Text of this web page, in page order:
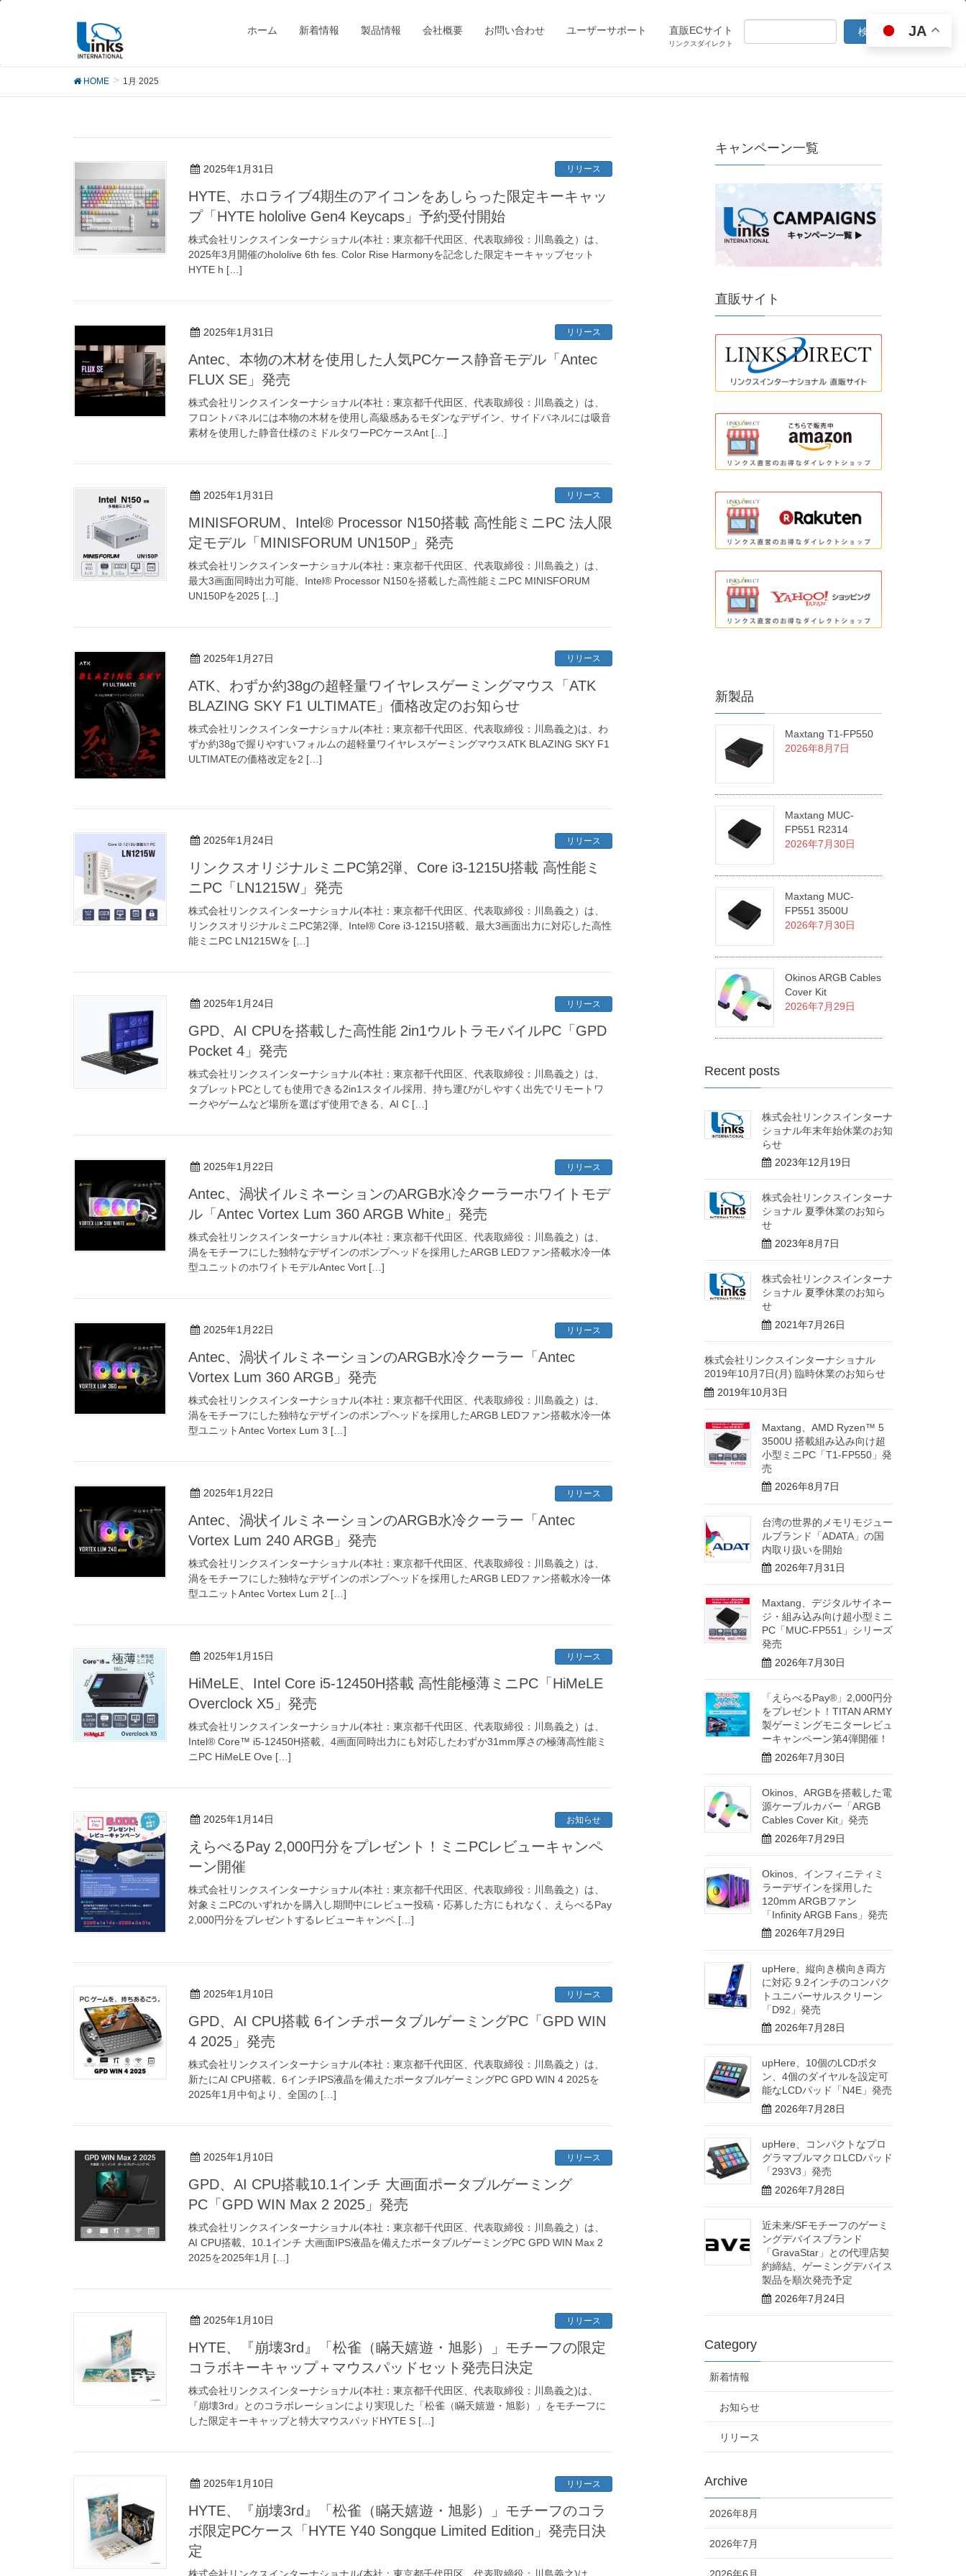
ホーム 新着情報 製品情報 会社概要 お問い合わせ ユーザーサポート 直販ECサイト
リンクスダイレクト
1月 2025
HOME 1月 2025
2025年1月31日 リリース
HYTE、ホロライブ4期生のアイコンをあしらった限定キーキャッ
プ「HYTE hololive Gen4 Keycaps」予約受付開始
株式会社リンクスインターナショナル(本社：東京都千代田区、代表取締役：川島義之）は、
2025年3月開催のhololive 6th fes. Color Rise Harmonyを記念した限定キーキャップセット
HYTE h […]
2025年1月31日 リリース
Antec、本物の木材を使用した人気PCケース静音モデル「Antec
FLUX SE」発売
株式会社リンクスインターナショナル(本社：東京都千代田区、代表取締役：川島義之）は、
フロントパネルには本物の木材を使用し高級感あるモダンなデザイン、サイドパネルには吸音
素材を使用した静音仕様のミドルタワーPCケースAnt […]
2025年1月31日 リリース
MINISFORUM、Intel® Processor N150搭載 高性能ミニPC 法人限
定モデル「MINISFORUM UN150P」発売
株式会社リンクスインターナショナル(本社：東京都千代田区、代表取締役：川島義之）は、
最大3画面同時出力可能、Intel® Processor N150を搭載した高性能ミニPC MINISFORUM
UN150Pを2025 […]
2025年1月27日 リリース
ATK、わずか約38gの超軽量ワイヤレスゲーミングマウス「ATK
BLAZING SKY F1 ULTIMATE」価格改定のお知らせ
株式会社リンクスインターナショナル(本社：東京都千代田区、代表取締役：川島義之)は、わ
ずか約38gで握りやすいフォルムの超軽量ワイヤレスゲーミングマウスATK BLAZING SKY F1
ULTIMATEの価格改定を2 […]
2025年1月24日 リリース
リンクスオリジナルミニPC第2弾、Core i3-1215U搭載 高性能ミ
ニPC「LN1215W」発売
株式会社リンクスインターナショナル(本社：東京都千代田区、代表取締役：川島義之）は、
リンクスオリジナルミニPC第2弾、Intel® Core i3-1215U搭載、最大3画面出力に対応した高性
能ミニPC LN1215Wを […]
2025年1月24日 リリース
GPD、AI CPUを搭載した高性能 2in1ウルトラモバイルPC「GPD
Pocket 4」発売
株式会社リンクスインターナショナル(本社：東京都千代田区、代表取締役：川島義之）は、
タブレットPCとしても使用できる2in1スタイル採用、持ち運びがしやすく出先でリモートワ
ークやゲームなど場所を選ばず使用できる、AI C […]
2025年1月22日 リリース
Antec、渦状イルミネーションのARGB水冷クーラーホワイトモデ
ル「Antec Vortex Lum 360 ARGB White」発売
株式会社リンクスインターナショナル(本社：東京都千代田区、代表取締役：川島義之）は、
渦をモチーフにした独特なデザインのポンプヘッドを採用したARGB LEDファン搭載水冷一体
型ユニットのホワイトモデルAntec Vort […]
2025年1月22日 リリース
Antec、渦状イルミネーションのARGB水冷クーラー「Antec
Vortex Lum 360 ARGB」発売
株式会社リンクスインターナショナル(本社：東京都千代田区、代表取締役：川島義之）は、
渦をモチーフにした独特なデザインのポンプヘッドを採用したARGB LEDファン搭載水冷一体
型ユニットAntec Vortex Lum 3 […]
2025年1月22日 リリース
Antec、渦状イルミネーションのARGB水冷クーラー「Antec
Vortex Lum 240 ARGB」発売
株式会社リンクスインターナショナル(本社：東京都千代田区、代表取締役：川島義之）は、
渦をモチーフにした独特なデザインのポンプヘッドを採用したARGB LEDファン搭載水冷一体
型ユニットAntec Vortex Lum 2 […]
2025年1月15日 リリース
HiMeLE、Intel Core i5-12450H搭載 高性能極薄ミニPC「HiMeLE
Overclock X5」発売
株式会社リンクスインターナショナル(本社：東京都千代田区、代表取締役：川島義之）は、
Intel® Core™ i5-12450H搭載、4画面同時出力にも対応したわずか31mm厚さの極薄高性能ミ
ニPC HiMeLE Ove […]
2025年1月14日 お知らせ
えらべるPay 2,000円分をプレゼント！ミニPCレビューキャンペ
ーン開催
株式会社リンクスインターナショナル(本社：東京都千代田区、代表取締役：川島義之）は、
対象ミニPCのいずれかを購入し期間中にレビュー投稿・応募した方にもれなく、えらべるPay
2,000円分をプレゼントするレビューキャンペ […]
2025年1月10日 リリース
GPD、AI CPU搭載 6インチポータブルゲーミングPC「GPD WIN
4 2025」発売
株式会社リンクスインターナショナル(本社：東京都千代田区、代表取締役：川島義之）は、
新たにAI CPU搭載、6インチIPS液晶を備えたポータブルゲーミングPC GPD WIN 4 2025を
2025年1月中旬より、全国の […]
2025年1月10日 リリース
GPD、AI CPU搭載10.1インチ 大画面ポータブルゲーミング
PC「GPD WIN Max 2 2025」発売
株式会社リンクスインターナショナル(本社：東京都千代田区、代表取締役：川島義之）は、
AI CPU搭載、10.1インチ 大画面IPS液晶を備えたポータブルゲーミングPC GPD WIN Max 2
2025を2025年1月 […]
2025年1月10日 リリース
HYTE、『崩壊3rd』「松雀（瞞天嬉遊・旭影）」モチーフの限定
コラボキーキャップ＋マウスパッドセット発売日決定
株式会社リンクスインターナショナル(本社：東京都千代田区、代表取締役：川島義之)は、
『崩壊3rd』とのコラボレーションにより実現した「松雀（瞞天嬉遊・旭影）」をモチーフに
した限定キーキャップと特大マウスパッドHYTE S […]
2025年1月10日 リリース
HYTE、『崩壊3rd』「松雀（瞞天嬉遊・旭影）」モチーフのコラ
ボ限定PCケース「HYTE Y40 Songque Limited Edition」発売日決
定
キャンペーン一覧
直販サイト
新製品
Maxtang T1-FP550
2026年8月7日
Maxtang MUC-
FP551 R2314
2026年7月30日
Maxtang MUC-
FP551 3500U
2026年7月30日
Okinos ARGB Cables
Cover Kit
2026年7月29日
Recent posts
株式会社リンクスインターナ
ショナル年末年始休業のお知
らせ
2023年12月19日
株式会社リンクスインターナ
ショナル 夏季休業のお知ら
せ
2023年8月7日
株式会社リンクスインターナ
ショナル 夏季休業のお知ら
せ
2021年7月26日
株式会社リンクスインターナショナル
2019年10月7日(月) 臨時休業のお知らせ
2019年10月3日
Maxtang、AMD Ryzen™ 5
3500U 搭載組み込み向け超
小型ミニPC「T1-FP550」発
売
2026年8月7日
台湾の世界的メモリモジュー
ルブランド「ADATA」の国
内取り扱いを開始
2026年7月31日
Maxtang、デジタルサイネー
ジ・組み込み向け超小型ミニ
PC「MUC-FP551」シリーズ
発売
2026年7月30日
「えらべるPay®」2,000円分
をプレゼント！TITAN ARMY
製ゲーミングモニターレビュ
ーキャンペーン第4弾開催！
2026年7月30日
Okinos、ARGBを搭載した電
源ケーブルカバー「ARGB
Cables Cover Kit」発売
2026年7月29日
Okinos、インフィニティミ
ラーデザインを採用した
120mm ARGBファン
「Infinity ARGB Fans」発売
2026年7月29日
upHere、縦向き横向き両方
に対応 9.2インチのコンパク
トユニバーサルスクリーン
「D92」発売
2026年7月28日
upHere、10個のLCDボタ
ン、4個のダイヤルを設定可
能なLCDパッド「N4E」発売
2026年7月28日
upHere、コンパクトなプロ
グラマブルマクロLCDパッド
「293V3」発売
2026年7月28日
近未来/SFモチーフのゲーミ
ングデバイスブランド
「GravaStar」との代理店契
約締結、ゲーミングデバイス
製品を順次発売予定
2026年7月24日
Category
新着情報
お知らせ
リリース
Archive
2026年8月
2026年7月
JA